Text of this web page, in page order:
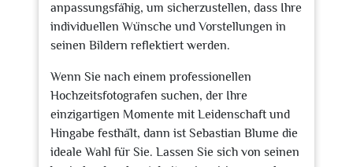
anpassungsfähig, um sicherzustellen, dass Ihre
individuellen Wünsche und Vorstellungen in
seinen Bildern reflektiert werden.
Wenn Sie nach einem professionellen
Hochzeitsfotografen suchen, der Ihre
einzigartigen Momente mit Leidenschaft und
Hingabe festhält, dann ist Sebastian Blume die
ideale Wahl für Sie. Lassen Sie sich von seinen